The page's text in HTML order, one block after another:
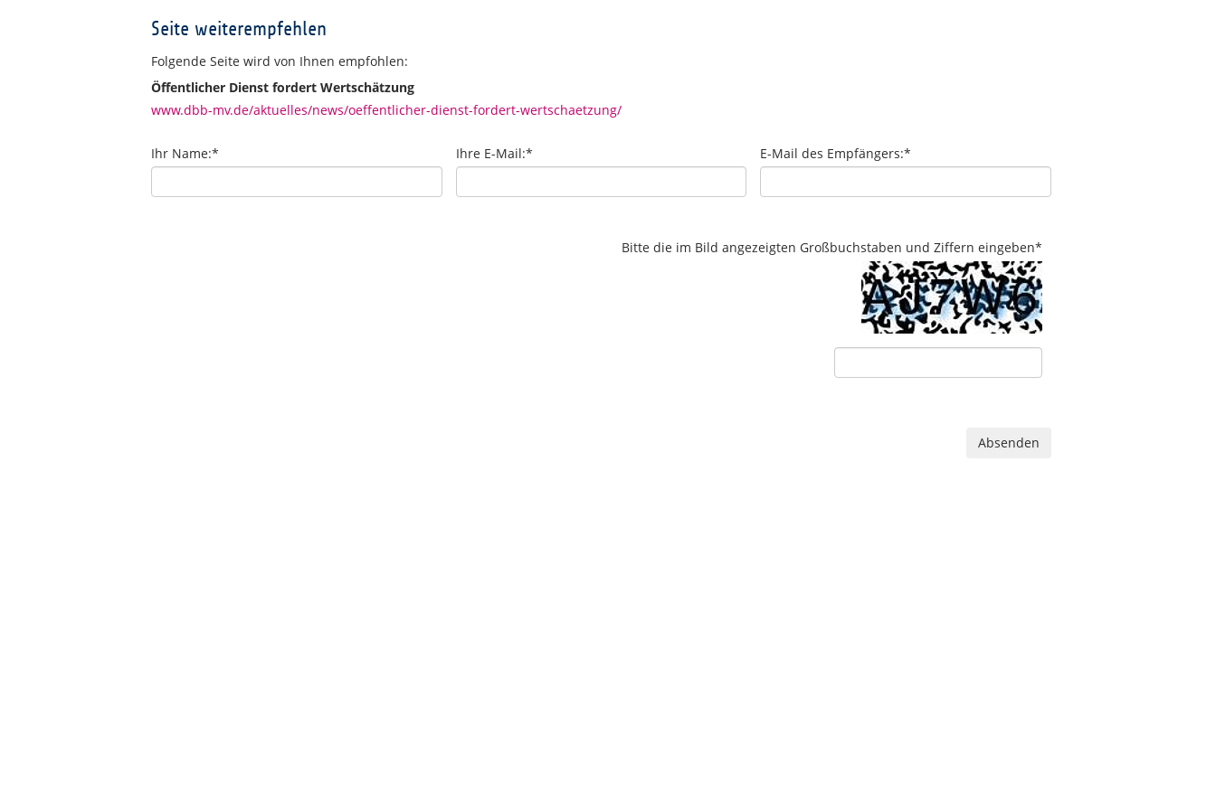
Seite weiterempfehlen
Folgende Seite wird von Ihnen empfohlen:
Öffentlicher Dienst fordert Wertschätzung
www.dbb-mv.de/aktuelles/news/oeffentlicher-dienst-fordert-wertschaetzung/
Ihr Name:* Ihre E-Mail:* E-Mail des Empfängers:*
Bitte die im Bild angezeigten Großbuchstaben und Ziffern eingeben*
Absenden